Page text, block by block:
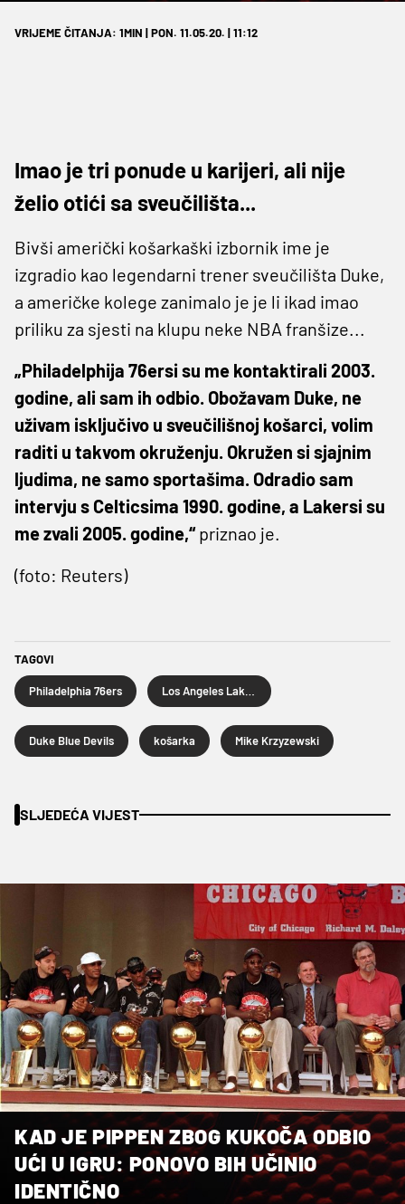
VRIJEME ČITANJA: 1MIN | PON. 11.05.20. | 11:12
Imao je tri ponude u karijeri, ali nije
želio otići sa sveučilišta...
Bivši američki košarkaški izbornik ime je
izgradio kao legendarni trener sveučilišta Duke,
a američke kolege zanimalo je je li ikad imao
priliku za sjesti na klupu neke NBA franšize...
„Philadelphija 76ersi su me kontaktirali 2003.
godine, ali sam ih odbio. Obožavam Duke, ne
uživam isključivo u sveučilišnoj košarci, volim
raditi u takvom okruženju. Okružen si sjajnim
ljudima, ne samo sportašima. Odradio sam
intervju s Celticsima 1990. godine, a Lakersi su
me zvali 2005. godine,“priznao je.
(foto: Reuters)
TAGOVI
Philadelphia 76ers
Duke Blue Devils košarka Mike Krzyzewski
SLJEDEĆA VIJEST
KAD JE PIPPEN ZBOG KUKOČA ODBIO
UĆI U IGRU: PONOVO BIH UČINIO
IDENTIČNO